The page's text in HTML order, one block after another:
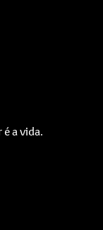
é a vida.